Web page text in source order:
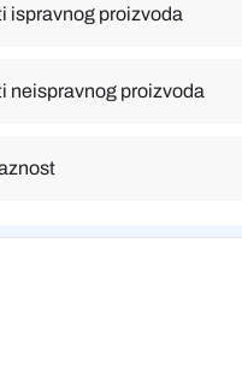
ispravnog proizvoda
neispravnog proizvoda